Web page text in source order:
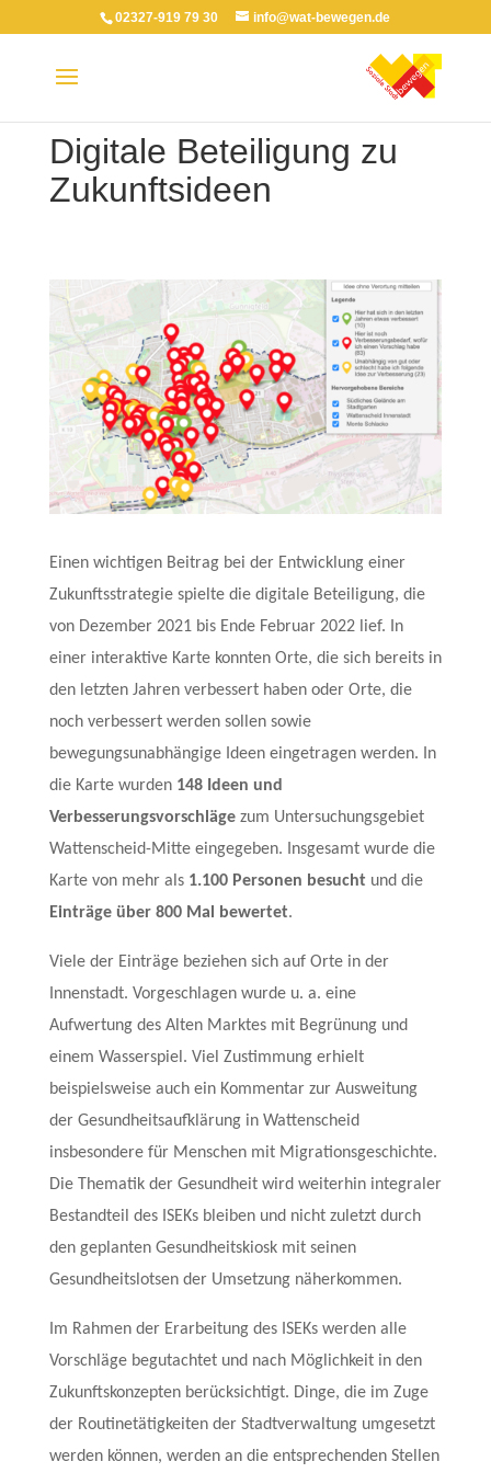
02327-919 79 30 info@wat-bewegen.de
Digitale Beteiligung zu
Zukunftsideen
Einen wichtigen Beitrag bei der Entwicklung einer
Zukunftsstrategie spielte die digitale Beteiligung, die
von Dezember 2021 bis Ende Februar 2022 lief. In
einer interaktive Karte konnten Orte, die sich bereits in
den letzten Jahren verbessert haben oder Orte, die
noch verbessert werden sollen sowie
bewegungsunabhängige Ideen eingetragen werden. In
die Karte wurden 148 Ideen und
Verbesserungsvorschlägezum Untersuchungsgebiet
Wattenscheid-Mitte eingegeben. Insgesamt wurde die
Karte von mehr als 1.100 Personen besucht und die
Einträge über 800 Mal bewertet.
Viele der Einträge beziehen sich auf Orte in der
Innenstadt. Vorgeschlagen wurde u. a. eine
Aufwertung des Alten Marktes mit Begrünung und
einem Wasserspiel. Viel Zustimmung erhielt
beispielsweise auch ein Kommentar zur Ausweitung
der Gesundheitsaufklärung in Wattenscheid
insbesondere für Menschen mit Migrationsgeschichte.
Die Thematik der Gesundheit wird weiterhin integraler
Bestandteil des ISEKs bleiben und nicht zuletzt durch
den geplanten Gesundheitskiosk mit seinen
Gesundheitslotsen der Umsetzung näherkommen.
Im Rahmen der Erarbeitung des ISEKs werden alle
Vorschläge begutachtet und nach Möglichkeit in den
Zukunftskonzepten berücksichtigt. Dinge, die im Zuge
der Routinetätigkeiten der Stadtverwaltung umgesetzt
werden können, werden an die entsprechenden Stellen